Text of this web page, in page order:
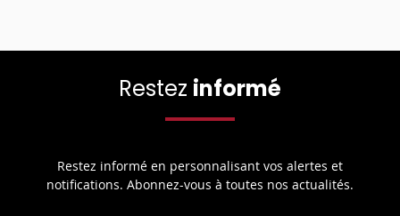
Restez informé
Restez informé en personnalisant vos alertes et
notifications. Abonnez-vous à toutes nos actualités.